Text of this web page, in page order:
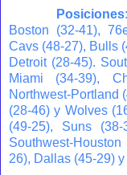
Posiciones:
Boston (32-41),
Cavs (48-27), Bulls
Detroit (28-45).
Miami (34-39),
Northwest-Portland
(28-46) y Wolves
(49-25), Suns
Southwest-
26), Dallas (45-29)